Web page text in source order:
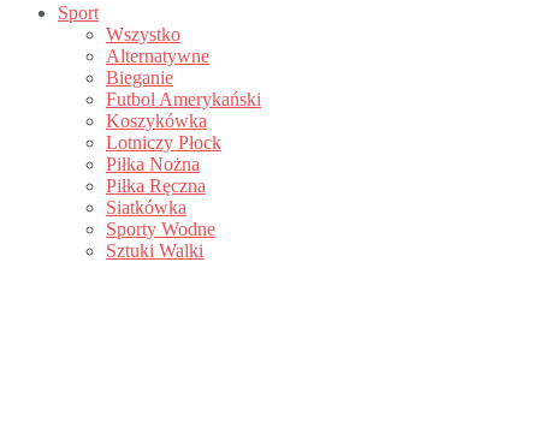
Sport
Wszystko
Alternatywne
Bieganie
Futbol Amerykański
Koszykówka
Lotniczy Płock
Piłka Nożna
Piłka Ręczna
Siatkówka
Sporty Wodne
Sztuki Walki